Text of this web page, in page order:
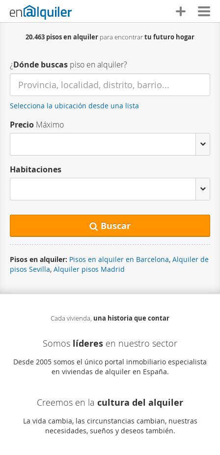
20.463 pisos en alquiler para encontrartu futuro hogar
¿Dónde buscas piso en alquiler?
Selecciona la ubicación desde una lista
Precio Máximo
Habitaciones
Buscar
Pisos en alquiler: Pisos en alquiler en Barcelona, Alquiler de
pisos Sevilla, Alquiler pisos Madrid
Cada vivienda, una historia que contar
Somos líderes en nuestro sector
Desde 2005 somos el único portal inmobiliario especialista
en viviendas de alquiler en España.
Creemos en la cultura del alquiler
La vida cambia, las circunstancias cambian, nuestras
necesidades, sueños y deseos también.